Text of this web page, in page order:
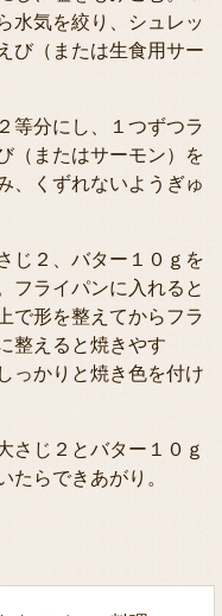
水気を絞り、シュレッ
び（または生食用サー
等分にし、１つずつラ
（またはサーモン）を
、くずれないようぎゅ
じ２、バター１０ｇを
フライパンに入れると
で形を整えてからフラ
整えると焼きやす
っかりと焼き色を付け
さじ２とバター１０ｇ
たらできあがり。